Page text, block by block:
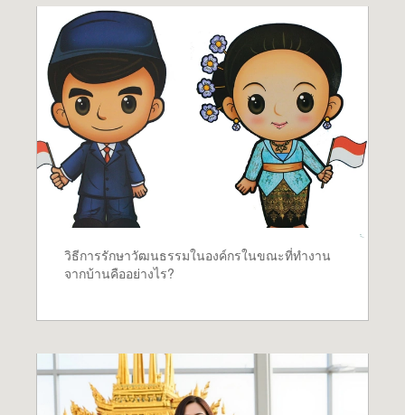
วิธีการรักษาวัฒนธรรมในองค์กรในขณะที่ทำงาน
จากบ้านคืออย่างไร?